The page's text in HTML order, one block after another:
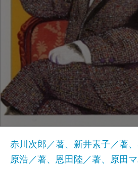
赤川次郎／著、新井素子／著
原浩／著、恩田陸／著、原田